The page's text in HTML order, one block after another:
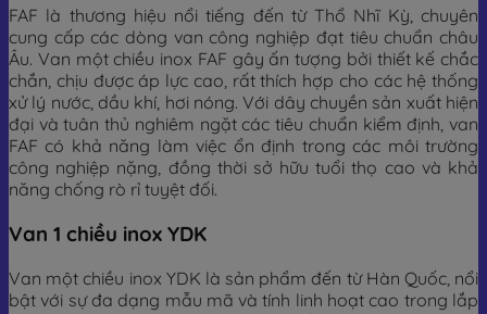
FAF là thương hiệu nổi tiếng đến từ Thổ Nhĩ Kỳ, chuyên
cung cấp các dòng van công nghiệp đạt tiêu chuẩn châu
Âu. Van một chiều inox FAF gây ấn tượng bởi thiết kế chắc
chắn, chịu được áp lực cao, rất thích hợp cho các hệ thống
xử lý nước, dầu khí, hơi nóng. Với dây chuyền sản xuất hiện
đại và tuân thủ nghiêm ngặt các tiêu chuẩn kiểm định, van
FAF có khả năng làm việc ổn định trong các môi trường
công nghiệp nặng, đồng thời sở hữu tuổi thọ cao và khả
năng chống rò rỉ tuyệt đối.
Van 1 chiều inox YDK
Van một chiều inox YDK là sản phẩm đến từ Hàn Quốc, nổi
bật với sự đa dạng mẫu mã và tính linh hoạt cao trong lắp